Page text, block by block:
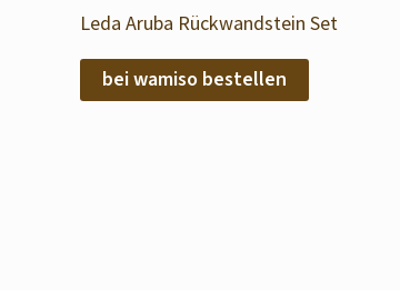
Leda Aruba Rückwandstein Set
bei wamiso bestellen